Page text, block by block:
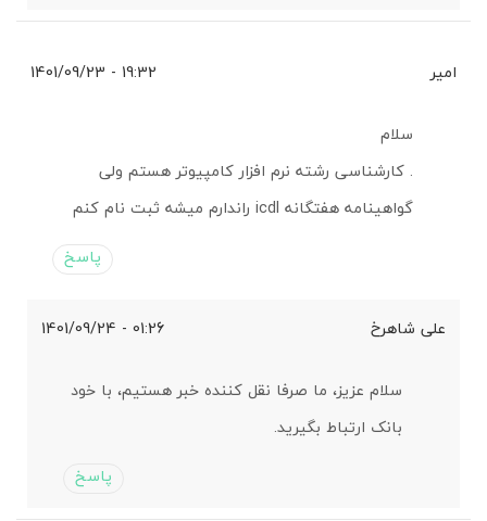
امیر 19:32 - 1401/09/23
سلام
. کارشناسی رشته نرم افزار کامپیوتر هستم ولی
گواهینامه هفتگانه icdl راندارم میشه ثبت نام کنم
پاسخ
علی شاهرخ 01:26 - 1401/09/24
سلام عزیز، ما صرفا نقل کننده خبر هستیم، با خود
بانک ارتباط بگیرید.
پاسخ